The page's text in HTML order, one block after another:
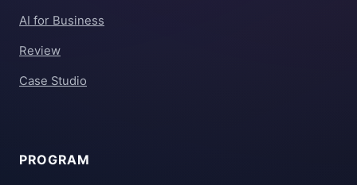
AI for Business
Review
Case Studio
PROGRAM